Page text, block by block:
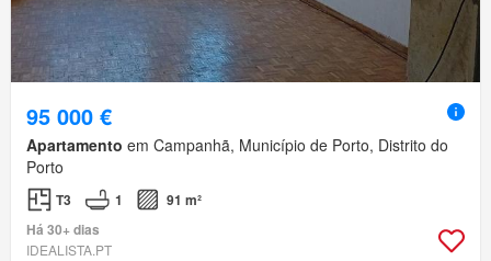
95 000 €
Apartamento em Campanhã, Município de Porto, Distrito do
Porto
T3 1
91 m²
Há 30+ dias
IDEALISTA.PT